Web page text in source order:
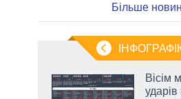
Більше новин
Вісім
ударів